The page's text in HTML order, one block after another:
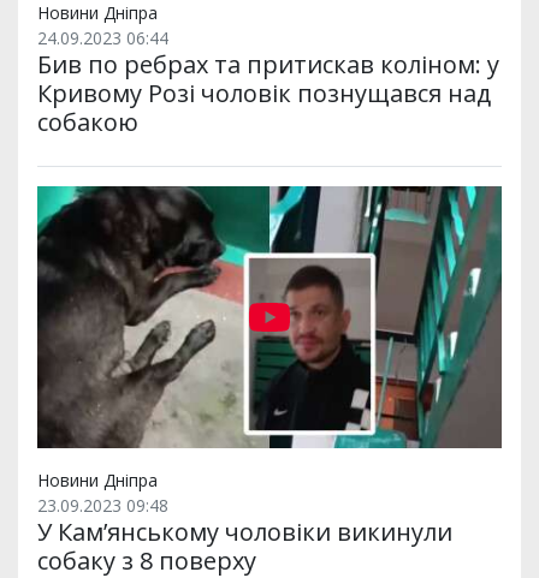
Новини Дніпра
24.09.2023 06:44
Бив по ребрах та притискав коліном: у
Кривому Розі чоловік познущався над
собакою
Новини Дніпра
23.09.2023 09:48
У Камʼянському чоловіки викинули
собаку з 8 поверху